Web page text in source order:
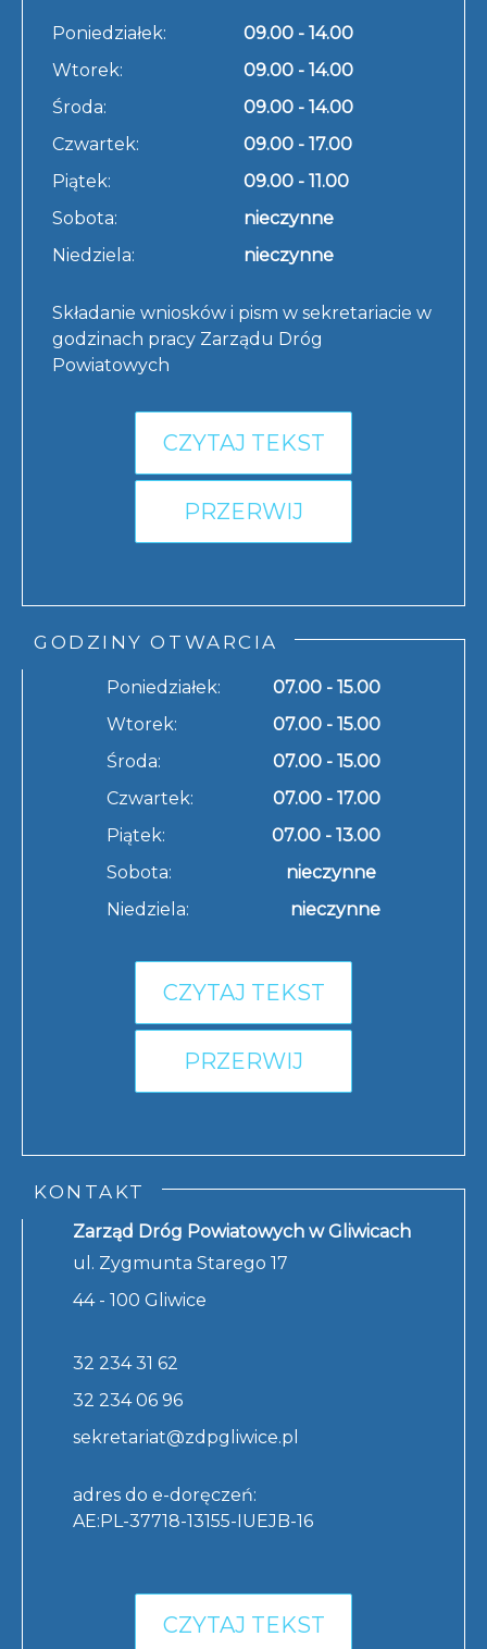
Poniedziałek:
09.00 - 14.00
Wtorek:
09.00 - 14.00
Środa:
09.00 - 14.00
Czwartek:
09.00 - 17.00
Piątek:
09.00 - 11.00
Sobota:
nieczynne
Niedziela:
nieczynne
Składanie wniosków i pism w sekretariacie w
godzinach pracy Zarządu Dróg
Powiatowych
CZYTAJ TEKST
PRZERWIJ
GODZINY OTWARCIA
Poniedziałek:
07.00 - 15.00
Wtorek:
07.00 - 15.00
Środa:
07.00 - 15.00
Czwartek:
07.00 - 17.00
Piątek:
07.00 - 13.00
Sobota:
nieczynne
Niedziela:
nieczynne
CZYTAJ TEKST
PRZERWIJ
KONTAKT
Zarząd Dróg Powiatowych w Gliwicach
ul. Zygmunta Starego 17
44 - 100 Gliwice
32 234 31 62
32 234 06 96
sekretariat@zdpgliwice.pl
adres do e-doręczeń:
AE:PL-37718-13155-IUEJB-16
CZYTAJ TEKST